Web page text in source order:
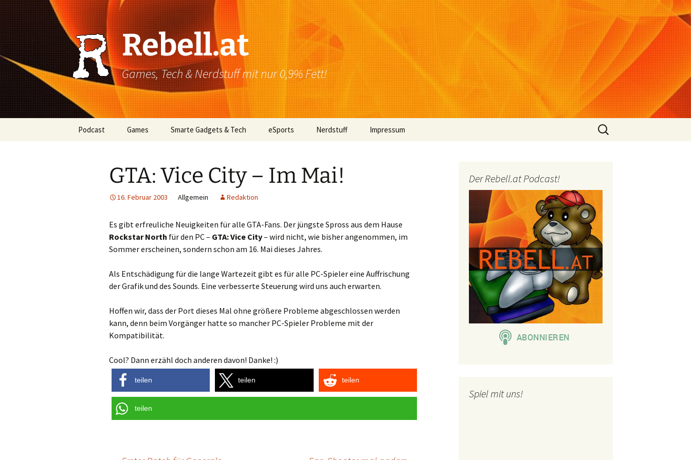
Rebell.at
Games, Tech & Nerdstuff mit nur 0,9% Fett!
Podcast Games
Mac OS
Linux
Browser
Xbox
PlayStation
Mobile
Smarte Gadgets & Tech eSports Nerdstuff Impressum
Suchen
nach:
GTA: Vice City – Im Mai!
16. Februar 2003 Allgemein Redaktion
Es gibt erfreuliche Neuigkeiten für alle GTA-Fans. Der jüngste Spross aus dem Hause
Rockstar North für den PC – GTA: Vice City– wird nicht, wie bisher angenommen, im
Sommer erscheinen, sondern schon am 16. Mai dieses Jahres.
Als Entschädigung für die lange Wartezeit gibt es für alle PC-Spieler eine Auffrischung
der Grafik und des Sounds. Eine verbesserte Steuerung wird uns auch erwarten.
Hoffen wir, dass der Port dieses Mal ohne größere Probleme abgeschlossen werden
kann, denn beim Vorgänger hatte so mancher PC-Spieler Probleme mit der
Kompatibilität.
Cool? Dann erzähl doch anderen davon! Danke! :)
teilen teilen teilen
teilen
Der Rebell.at Podcast!
Spiel mit uns!